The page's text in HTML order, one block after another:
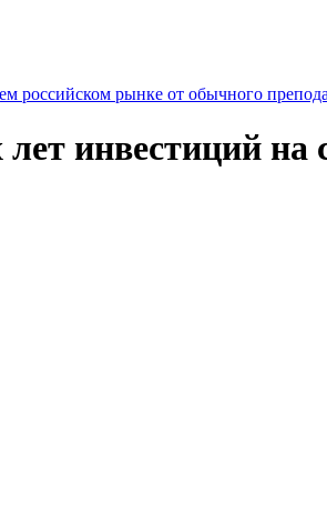
российском рынке от обычного препода
инвестиций